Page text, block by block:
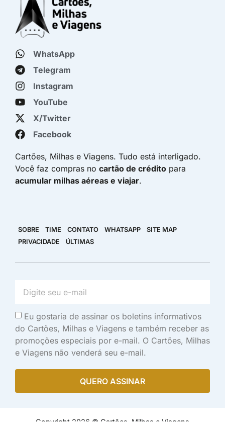
WhatsApp
Telegram
Instagram
YouTube
X/Twitter
Facebook
Cartões, Milhas e Viagens. Tudo está interligado.
Você faz compras no cartão de crédito para
acumular milhas aéreas e viajar.
SOBRE TIME CONTATO WHATSAPP
SITE MAP
PRIVACIDADE
ÚLTIMAS
Eu gostaria de assinar os boletins informativos
do Cartões, Milhas e Viagens e também receber as
promoções especiais por e-mail. O Cartões, Milhas
e Viagens não venderá seu e-mail.
QUERO ASSINAR
Copyright 2026 © Cartões, Milhas e Viagens